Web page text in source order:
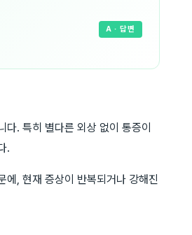
A · 답변
. 특히 별다른 외상 없이 통증이
.
에, 현재 증상이 반복되거나 강해진